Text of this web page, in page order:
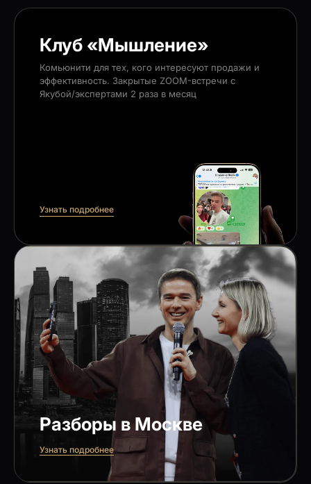
Клуб «Мышление»
Комьюнити для тех, кого интересуют продажи и
эффективность. Закрытые ZOOM-встречи с
Якубой/экспертами 2 раза в месяц
Узнать подробнее
Разборы в Москве
Узнать подробнее